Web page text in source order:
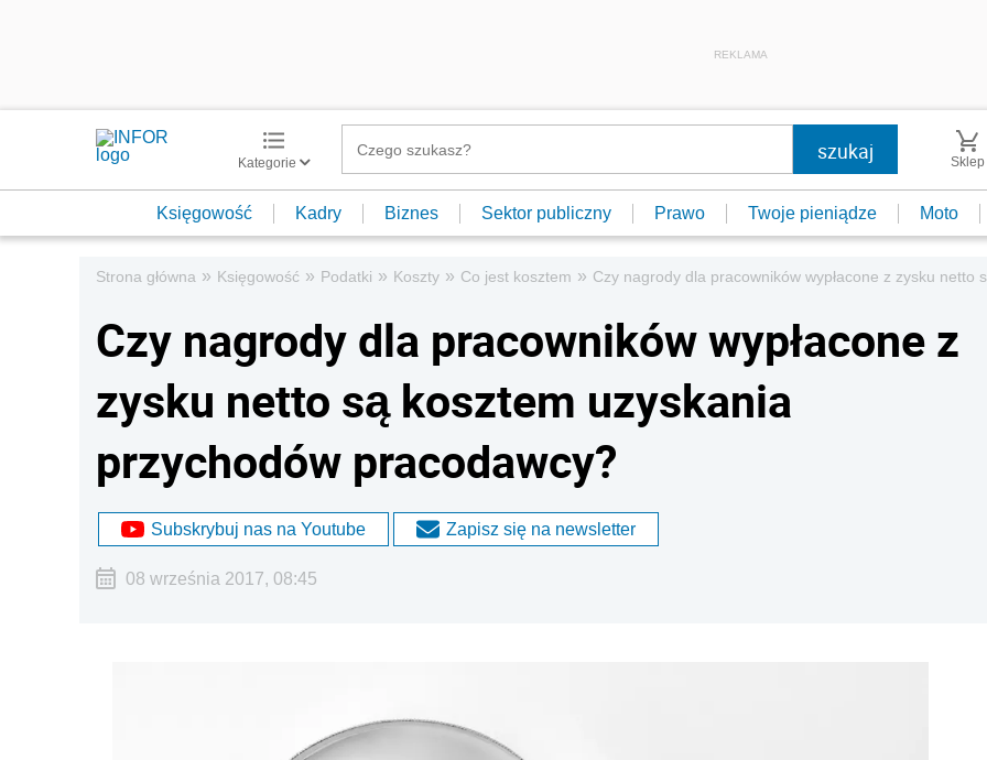
REKLAMA
Kategorie Sklep
Księgowość Kadry Biznes Sektor publiczny Prawo Twoje pieniądze Moto
Strona główna » Księgowość » Podatki » Koszty » Co jest kosztem » Czy nagrody dla pracowników wypłacone z zysku
Czy nagrody dla pracowników wypłacone z
zysku netto są kosztem uzyskania
przychodów pracodawcy?
Subskrybuj nas na Youtube Zapisz się na newsletter
08 września 2017, 08:45